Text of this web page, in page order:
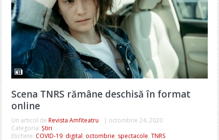
Scena TNRS rămâne deschisă în format
online
Un articol de Revista Amfiteatru | octombrie 24, 2020
Categoria: Știri
Etichete: COVID-19, digital, octombrie, spectacole, TNRS